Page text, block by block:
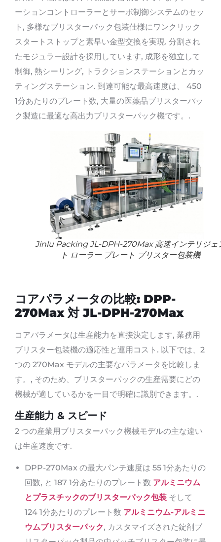
ーションコントローラーとサーボ制御システムのセッ
ト, 多様なブリスターパック包装仕様にワンクリック
スタートストップと素早い金型交換を実現. 分割され
たモジュラー設計を採用しています, 成形を独立して
制御, 熱シーリング, トラクションステーションとカッ
ティングステーション. 到達可能な最高速度は、 450
1分あたりのプレート数, 大量の医薬品ブリスターパッ
ク製造に最適な高出力ブリスターパック機です。.
Jinlu Packing JL-DPH-270Max 高速インテリジェ
ト ローラー プレート ブリスター包装機
コアパラメータの比較: DPP-
270Max 対 JL-DPH-270Max
コアパラメータは生産能力を直接決定します, 業務用
ブリスター包装機の適応性と運用コスト. 以下では、2
つの 270Max モデルの主要なパラメータを比較しま
す。, そのため、ブリスターパックの生産需要にどの
機械が適しているかを一目で明確に識別できます。.
生産能力 & スピード
2 つの産業用ブリスターパック機械モデルの主な違い
は生産速度です.
DPP-270Max の最大パンチ速度は 55 1分あたりの
回数, と 187 1分あたりのプレート数 アルミニウム
とプラスチックのブリスターパック包装 そして
124 1分あたりのプレート数 アルミニウム-アルミニ
ウムブリスターパック, カスタマイズされた錠剤ブ